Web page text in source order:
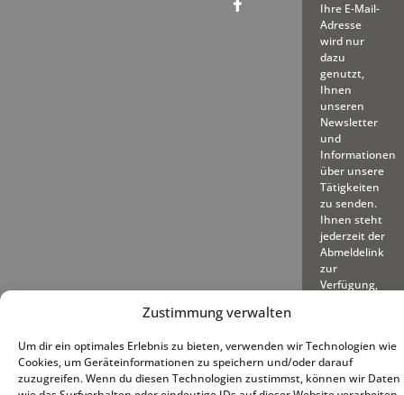
Zustimmung verwalten
Um dir ein optimales Erlebnis zu bieten, verwenden wir Technologien wie
Cookies, um Geräteinformationen zu speichern und/oder darauf
zuzugreifen. Wenn du diesen Technologien zustimmst, können wir Daten
Ihre E-Mail-
Adresse
wird nur
dazu
genutzt,
Ihnen
unseren
Newsletter
und
Informationen
über unsere
Tätigkeiten
zu senden.
Ihnen steht
jederzeit der
Abmeldelink
zur
Verfügung,
E-Mail
einfügen.